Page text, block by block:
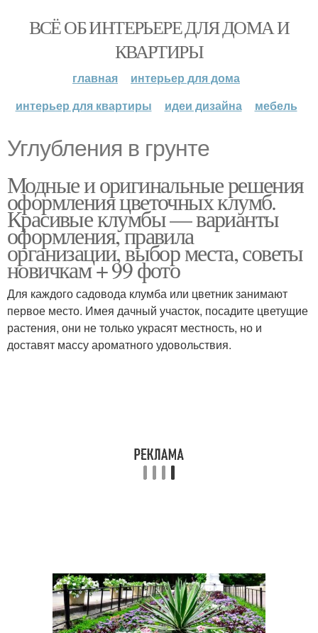
ВСЁ ОБ ИНТЕРЬЕРЕ ДЛЯ ДОМА И
КВАРТИРЫ
главная
интерьер для дома
интерьер для квартиры
идеи дизайна мебель
Углубления в грунте
Модные и оригинальные решения
оформления цветочных клумб.
Красивые клумбы — варианты
оформления, правила
организации, выбор места, советы
новичкам + 99 фото
Для каждого садовода клумба или цветник занимают
первое место. Имея дачный участок, посадите цветущие
растения, они не только украсят местность, но и
доставят массу ароматного удовольствия.